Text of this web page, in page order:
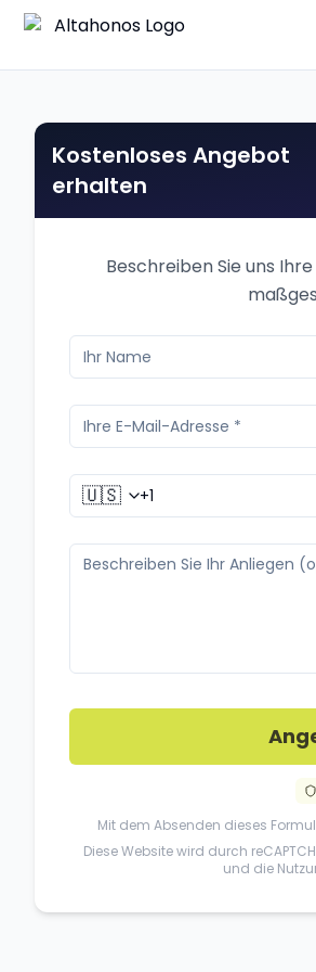
Kostenloses Angebot
erhalten
Beschreiben Sie uns
🇺🇸
Mit dem Absenden dieses
Diese Website wird durch
und die